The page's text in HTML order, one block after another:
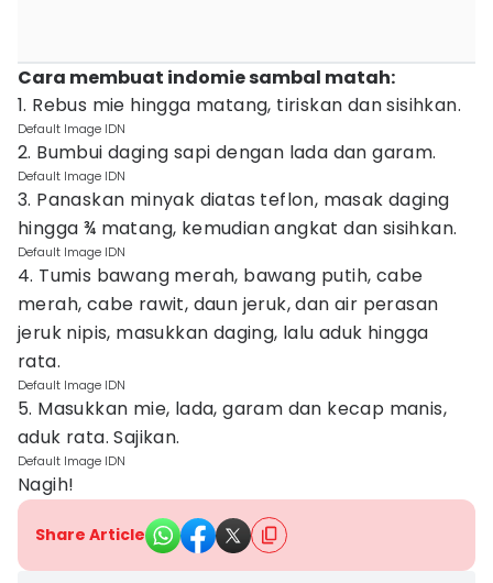
Cara membuat indomie sambal matah:
1. Rebus mie hingga matang, tiriskan dan sisihkan.
Default Image IDN
2. Bumbui daging sapi dengan lada dan garam.
Default Image IDN
3. Panaskan minyak diatas teflon, masak daging
hingga ¾ matang, kemudian angkat dan sisihkan.
Default Image IDN
4. Tumis bawang merah, bawang putih, cabe
merah, cabe rawit, daun jeruk, dan air perasan
jeruk nipis, masukkan daging, lalu aduk hingga
rata.
Default Image IDN
5. Masukkan mie, lada, garam dan kecap manis,
aduk rata. Sajikan.
Default Image IDN
Nagih!​
Share Article